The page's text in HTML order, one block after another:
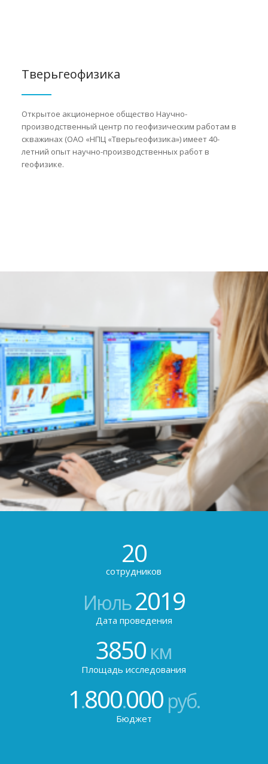
Тверьгеофизика
Открытое акционерное общество Научно-
производственный центр по геофизическим работам в
скважинах (ОАО «НПЦ «Тверьгеофизика») имеет 40-
летний опыт научно-производственных работ в
геофизике.
20
сотрудников
Июль2019
Дата проведения
3850 км
Площадь исследования
1.800.000руб.
Бюджет